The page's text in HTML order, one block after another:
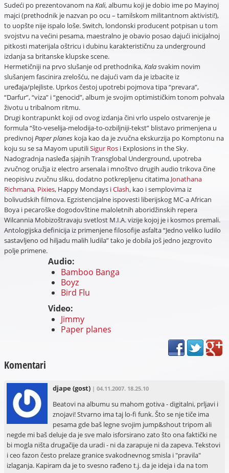
Sudeći po prezentovanom naKali, albumu koji je dobio ime po Mayinoj
majci (prethodnik je nazvan po ocu – tamilskom militantnom aktivisti!),
to uopšte nije ispalo loše. Switch, londonski producent potpisan u tom
svojstvu na većini pesama, maestralno je obavio posao dajući inicijalnoj
pitkosti materijala oštricu i dubinu karakterističnu za underground
izdanja sa britanske klupske scene.
Hermetičniji na prvo slušanje od prethodnika,Kalasvakim novim
slušanjem fascinira zrelošću, ne dajući vam da je izbacite iz
uređaja/plejliste. Uprkos čestoj upotrebi pojmova tipa “prevara”,
“Darfur”, “viza” i “genocid”, album je svojim optimističkim tonom pohvala
životu u tribalnom ritmu.
Drugi kontrapunkt koji od ovog izdanja čini vrlo uspelo ostvarenje je
formula “što-veselija-melodija-to-ozbiljniji-tekst” blistavo primenjena u
predivnojPaper planeskoja kao da je zvučna ekskurzija po Komptonu na
koju su se sa Mayom uputiliSigur Rosi Explosions in the Sky.
Nadogradnja nasleđa sjajnih Transglobal Underground, upotreba
zvučnog oružja iz electro arsenala i mnoštvo drugih audio trikova čine
neopisivu zvučnu sliku, dodatno potkrepljenu citatima Jonathana
Richmana, Pixies, Happy Mondays iClash, kao i semplovima iz
bolivudskih filmova. Egzistencijalne ispovesti liberijskog MC-a African
Boya i pecaroške dogodovštine maloletnih aboridžinskih repera
Wilcannia Mobizoštravaju svetlost M.I.A. vizije kojoj je i kosmos premali.
Antologijska definicija iz primenjene filosofije asfalta “Jedno veliko ludilo
sastavljeno od hiljadu malih ludila” tako je dobila još jedno jezgrovito
polje primene.
Audio:
Bamboo Banga
Boyz
Bird Flu
Video:
Jimmy
Paper planes
Komentari
djape (gost) | 04.11.2007. 18.25.10
Beatovi na albumu su mahom gotiva - digitalni, prljavi i
znojavi! Stvarno ima taj lo-fi funk. Što se nje tiče ima
pesama gde baš legne svojim jump&shout tripom ali
negde mi baš deluje da je sve malo isforsirano zato što ona faktički ne
bi mogla ništa drugačije da uradi - ni da zarapuje ni da zapeva. Tekstovi
i ceo fazon često prelaze granice svakodnevnog smisla i "pravila"
izlaganja. Kapiram da je to svesno rađeno t.j. da je ideja i da na tom